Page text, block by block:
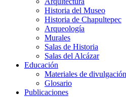
Historia del Museo
Historia de Chapultepec
Arqueología
Murales
Salas de Historia
Salas del Alcázar
Educación
Materiales de divulgación
Glosario
Publicaciones